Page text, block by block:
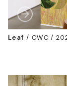
Leaf / CWC /